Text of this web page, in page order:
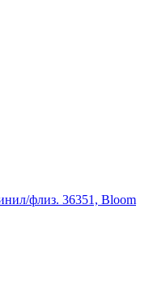
флиз. 36351, Bloom